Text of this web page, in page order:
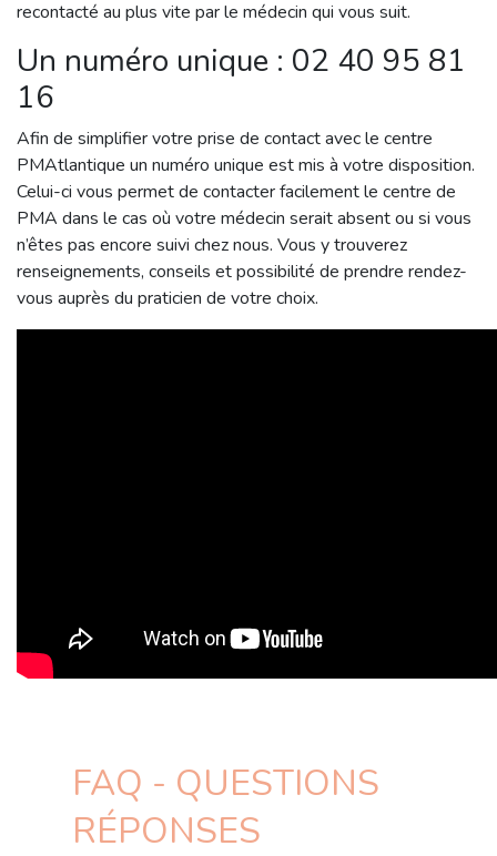
recontacté au plus vite par le médecin qui vous suit.
Un numéro unique : 02 40 95 81
16
Afin de simplifier votre prise de contact avec le centre
PMAtlantique un numéro unique est mis à votre disposition.
Celui-ci vous permet de contacter facilement le centre de
PMA dans le cas où votre médecin serait absent ou si vous
n’êtes pas encore suivi chez nous. Vous y trouverez
renseignements, conseils et possibilité de prendre rendez-
vous auprès du praticien de votre choix.
FAQ - QUESTIONS
RÉPONSES